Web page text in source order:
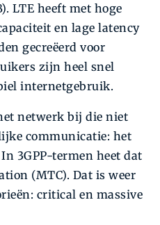
LTE heeft met hoge
en lage latency
gecreëerd voor
zijn heel snel
internetgebruik.
netwerk bij die niet
communicatie: het
3GPP-termen heet dat
(MTC). Dat is weer
critical en massive